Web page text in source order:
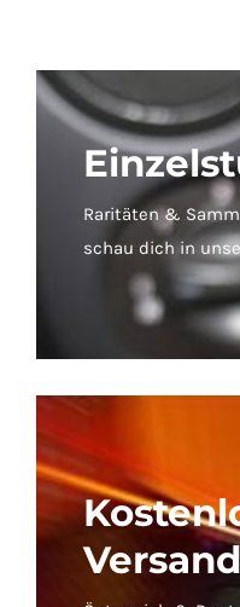
Raritäten &
schau dich in
Versand